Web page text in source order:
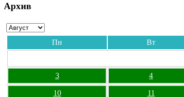
Архив
Пн Вт
3 4
10 11